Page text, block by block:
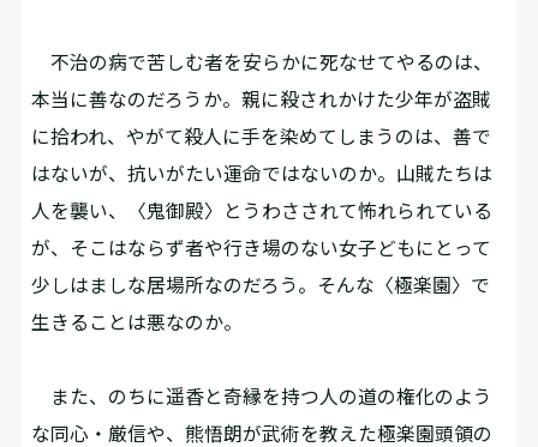
不治の病で苦しむ者を安らかに死なせてやるのは、
本当に善なのだろうか。親に殺されかけた少年が盗賊
に拾われ、やがて殺人に手を染めてしまうのは、善で
はないが、抗いがたい運命ではないのか。山賊たちは
人を襲い、〈鬼御殿〉とうわさされて怖れられている
が、そこはならず者や行き場のない女子どもにとって
少しはましな居場所なのだろう。そんな〈極楽園〉で
生きることは悪なのか。
また、のちに遥香と奇縁を持つ人の道の権化のよう
な同心・厳信や、熊悟朗が武術を教えた極楽園頭領の